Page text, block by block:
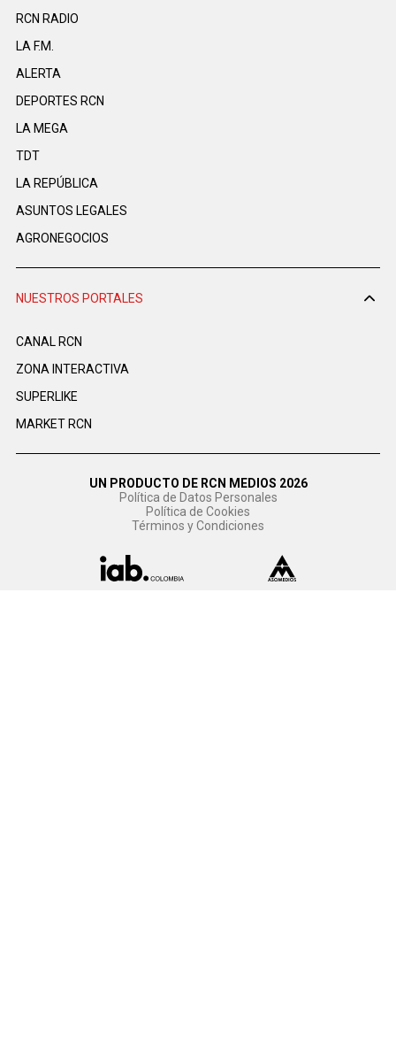
RCN RADIO
LA F.M.
ALERTA
DEPORTES RCN
LA MEGA
TDT
LA REPÚBLICA
ASUNTOS LEGALES
AGRONEGOCIOS
NUESTROS PORTALES
CANAL RCN
ZONA INTERACTIVA
SUPERLIKE
MARKET RCN
UN PRODUCTO DE RCN MEDIOS 2026
Política de Datos Personales
Política de Cookies
Términos y Condiciones